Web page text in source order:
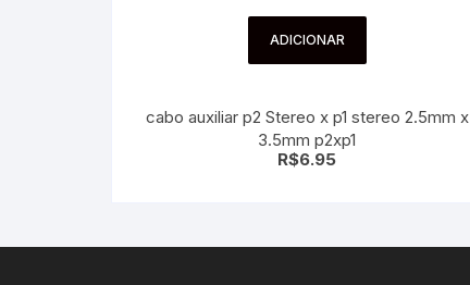
ADICIONAR
cabo auxiliar p2 Stereo x p1 stereo 2.5mm x
3.5mm p2xp1
R$6.95